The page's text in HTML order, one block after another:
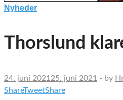
efter:
Nyheder
Thorslund
24. juni 2021 25. juni 2021 - by
ShareTweetShare